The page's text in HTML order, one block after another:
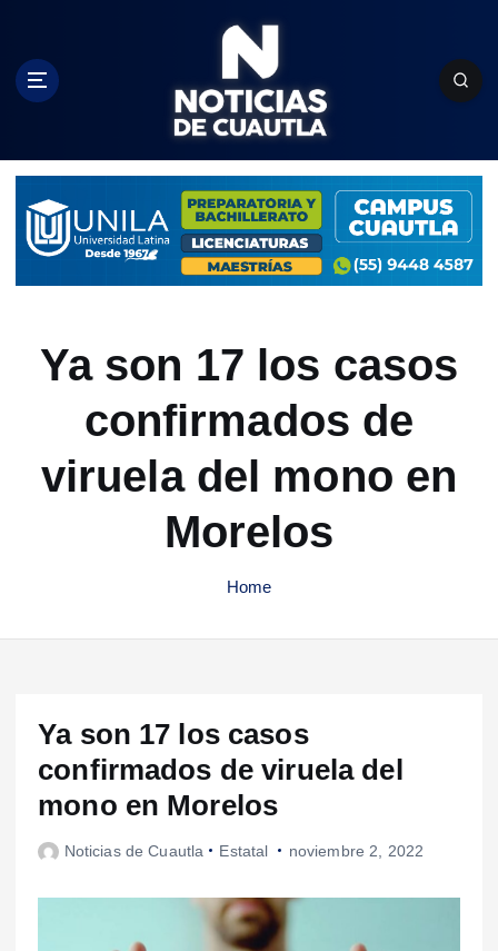
c
Ya son 17 los casos
confirmados de
viruela del mono en
Morelos
Home
Ya son 17 los casos
confirmados de viruela del
mono en Morelos
Noticias de Cuautla Estatal noviembre 2, 2022